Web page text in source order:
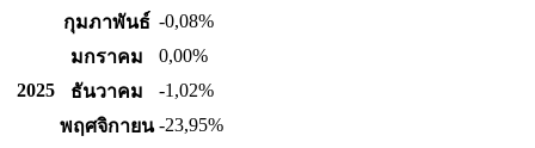
กุมภาพันธ์ -0,08%
มกราคม
0,00%
2025
ธันวาคม
-1,02%
พฤศจิกายน -23,95%